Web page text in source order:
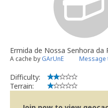
do qual deverá
temporariamente
Se no local existe
Uma vez que se trata de
conta este arquivamento
Ermida de Nossa Senhora da
A cache by GArUnE Message
Difficulty:
Terrain: